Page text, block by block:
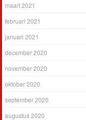
maart 2021
februari 2021
januari 2021
december 2020
november 2020
oktober 2020
september 2020
augustus 2020